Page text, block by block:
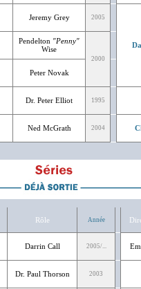
Jeremy Grey 2005
Pendelton "Penny"
Wise
2000
Peter Novak
Dr. Peter Elliot 1995
Ned McGrath 2004
Rôle Année
Darrin Call 2005/...
Dr. Paul Thorson 2003